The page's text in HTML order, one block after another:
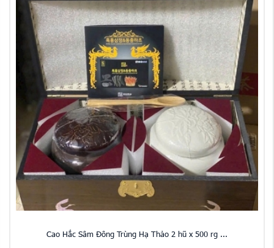
Cao Hắc Sâm Đông Trùng Hạ Thảo 2 hũ x 500 rg ...